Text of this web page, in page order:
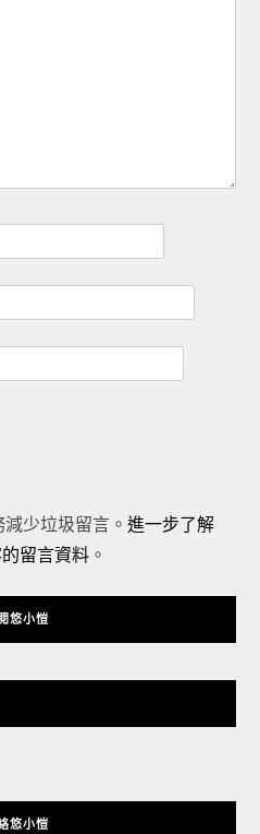
少垃圾留言。 進一步了解
留言資料。
悠小愷
悠小愷